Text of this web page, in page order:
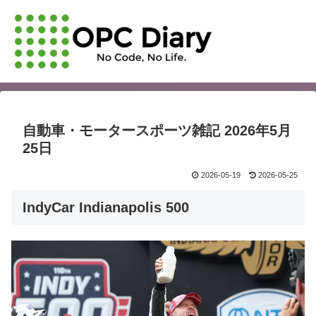
自動車・モータースポーツ雑記 2026年5月
25日
2026-05-19 2026-05-25
IndyCar Indianapolis 500